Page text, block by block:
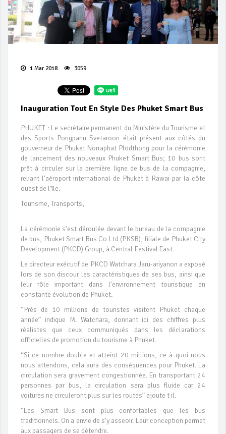
1 Mar 2018 3059
Inauguration Tout En Style Des Phuket Smart Bus
PHUKET : Le secrétaire permanent du Ministère du Tourisme et
des Sports Pongpanu Svetaroon était présent aux côtés du
gouverneur de Phuket Norraphat Plodthong pour la cérémonie
de lancement des nouveaux Phuket Smart Bus; 10 bus sont
prêt à circuler sur la première ligne de bus de la compagnie,
reliant l’aéroport international de Phuket à Rawai par la côte
ouest de l'île.
Tourisme, Transports,
La cérémonie s’est déroulée devant le bureau de la compagnie
de bus, Phuket Smart Bus Co Ltd (PKSB), filiale de Phuket City
Development (PKCD) Group, à Central Festival East.
Le directeur exécutif de PKCD Watchara Jaru-ariyanon a exposé
lors de son discour les caractéristiques de ses bus, ainsi que
leur rôle important dans l’environnement touristique en
constante évolution de Phuket.
“Près de 10 millions de touristes visitent Phuket chaque
année” indique M. Watchara, donnant ici des chiffres plus
réalistes que ceux communiqués dans les déclarations
officielles de promotion du tourisme à Phuket.
“Si ce nombre double et atteint 20 millions, ce à quoi nous
nous attendons, cela aura des conséquences pour Phuket. La
circulation sera gravement congestionnée. En transportant 24
personnes par bus, la circulation sera plus fluide car 24
voitures ne circuleront plus sur les routes” ajoute t il.
“Les Smart Bus sont plus confortables que les bus
traditionnels. On a envie de s’y asseoir. Leur conception permet
aux passagers de se détendre.